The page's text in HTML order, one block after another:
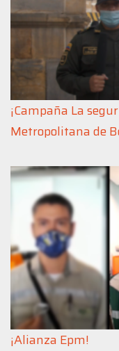
¡Campaña La
Metropolitana de
¡Alianza Epm!